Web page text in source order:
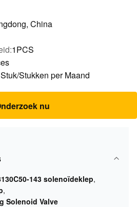
China
1PCS
Stukken per Maand
nu
143 solenoïdeklep,
,
Solenoid Valve